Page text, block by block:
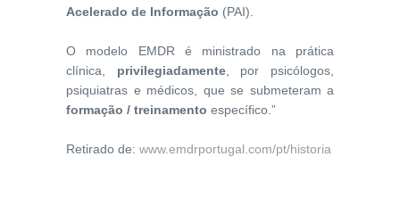
Acelerado de Informação (PAI).
O modelo EMDR é ministrado na prática
clínica, privilegiadamente, por psicólogos,
psiquiatras e médicos, que se submeteram a
formação / treinamento específico.”
Retirado de: www.emdrportugal.com/pt/historia